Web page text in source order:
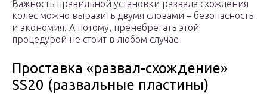
Важность правильной установки развала схождения
колес можно выразить двумя словами – безопасность
и экономия. А потому, пренебрегать этой
процедурой не стоит в любом случае
Проставка «развал-схождение»
SS20 (развальные пластины)